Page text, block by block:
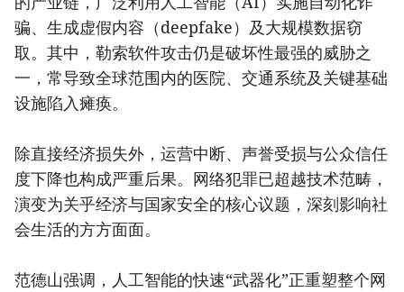
骗、生成虚假内容（deepfake）及大规模数据窃
取。其中，勒索软件攻击仍是破坏性最强的威胁之
一，常导致全球范围内的医院、交通系统及关键基础
设施陷入瘫痪。
除直接经济损失外，运营中断、声誉受损与公众信任
度下降也构成严重后果。网络犯罪已超越技术范畴，
演变为关乎经济与国家安全的核心议题，深刻影响社
会生活的方方面面。
范德山强调，人工智能的快速“武器化”正重塑整个网